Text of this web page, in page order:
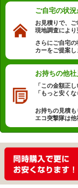
ご自宅の状況
お見積りで、ご
現地調査により
さらにご自宅
カーをご提案し
お持ちの他社
「この金額正し
「もっと安く
お持ちの見積も
エコ突撃隊は他